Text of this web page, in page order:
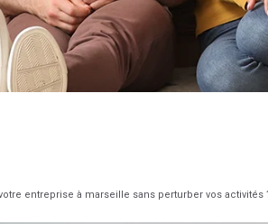
entreprise à marseille sans perturber vos activités